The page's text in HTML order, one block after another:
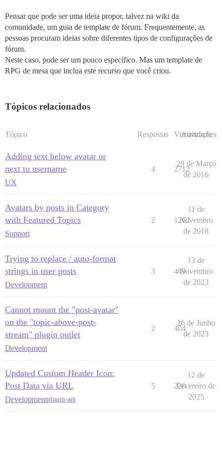
Pensar que pode ser uma ideia propor, talvez na wiki da
comunidade, um guia de template de fórum. Frequentemente, as
pessoas procuram ideias sobre diferentes tipos de configurações de
fórum.
Neste caso, pode ser um pouco específico. Mas um template de
RPG de mesa que inclua este recurso que você criou.
Tópicos relacionados
Tópico Respostas Visualizações
Atividade
Adding text below avatar or
next to username
UX
4 2712
29 de Março
de 2016
Avatars by posts in Category
with Featured Topics
Support
2 1262
11 de
Novembro
de 2018
Trying to replace / auto-format
strings in user posts
Development
3 469
13 de
Novembro
de 2023
Cannot mount the "post-avatar"
on the "topic-above-post-
stream" plugin outlet
Development
2 404
26 de Junho
de 2023
Updated Custom Header Icon:
Post Data via URL
Developmentplugin-api
5 220
12 de
Fevereiro de
2025